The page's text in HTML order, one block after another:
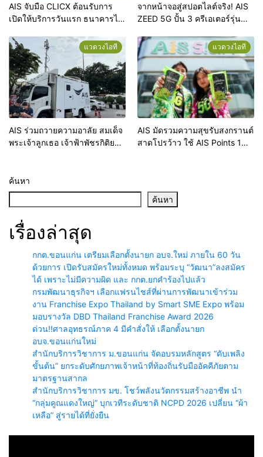
AIS จับมือ CLICX ต้อนรับการ
เปิดให้บริการวันแรก ธนาคารไร้
มอบ AIS Points เพิ่ม 10 เท่าเมื่อ
จ่ายบิลหรือเติมเงิน AIS ผ่าน
CLICX
จากหน้าจอสู่สปอตไลต์จริง! AIS
ZEED 5G ปั้น 3 ครีเอเตอร์รุ่น
รางวัล และทุนการศึกษารวมกว่า
200,000 บาท
แวดวงไอที
AIS ร่วมถวายความอาลัย สมเด็จ
พระเจ้าลูกเธอ เจ้าฟ้าพัชรกิติยา
และน้ำดื่ม อำนวยความสะดวก
ประชาชนร่วมพิธี
แวดวงไอที
AIS มัดรวมความสุขรับสงกรานต์
สาดโปรว้าว ใช้ AIS Points 1
มากมาย
ค้นหา
ค้นหา
เรื่องล่าสุด
กกต.ขอนแก่น เตรียมเลือกตั้งนายก อบจ.ใหม่ ภายใน 60 วัน
ด้วยการ เปิดรับสมัครใหม่ทั้งหมด พร้อมระบุ “วัฒนา”ลงสมัคร
ได้ เพราะไม่มีความผิด และ กกต.ยกคำร้องไปแล้ว
กรมพัฒนาธุรกิจฯ เลือกแฟรนไชส์ที่ผ่านการพัฒนาเข้าร่วม
งาน Franchise Expo Thailand by Smart SME Expo พร้อม
มอบรางวัล DBD Thailand Franchise Award 2026
ด่วน!!ศาลอุทธรณ์ภาค 4 มีคำสั่งให้ เลือกตั้งนายก
อบจ.ขอนแก่นใหม่
สำนักบริการวิชาการ ม.ขอนแก่น จัดอบรมหลักสูตร “ดับเพลิง
ขั้นต้น” ยกระดับศักยภาพเจ้าหน้าที่ท้องถิ่นรับมืออัคคีภัยตาม
มาตรฐานสากล
สำนักบริการวิชาการ มข. โชว์พลังนวัตกรรมสร้างอาชีพ นำ
“กลุ่มคูณแดงใหญ่” บุกเวทีระดับชาติ NCPD 2026 เปลี่ยน “ผ้า
เหลือ” สู่รายได้ที่ยั่งยืน